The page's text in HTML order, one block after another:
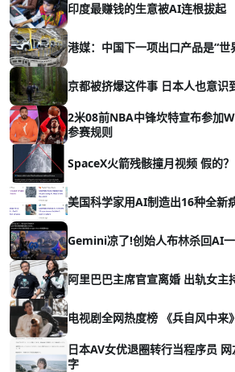
印度最赚钱的生意被AI连根拔起
港媒：中国下一项出口产品是“世
京都被挤爆这件事 日本人也意识
2米08前NBA中锋坎特宣布参加
参赛规则
SpaceX火箭残骸撞月视频 假的？
美国科学家用AI制造出16种全新
Gemini凉了!创始人布林杀回AI
阿里巴巴主席官宣离婚 出轨女主
电视剧全网热度榜 《兵自风中来
日本AV女优退圈转行当程序员
字